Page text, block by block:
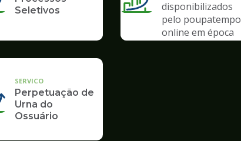
Seletivos
disponibilizados
pelo poupatempo
online em época
SERVICO
Perpetuação de
Urna do
Ossuário